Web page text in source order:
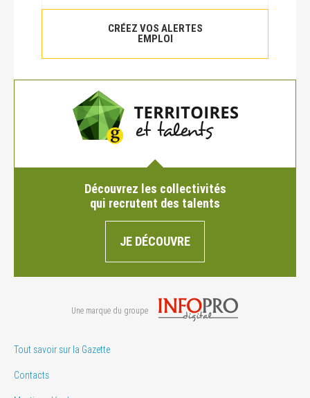
CRÉEZ VOS ALERTES
EMPLOI
Découvrez les collectivités
qui recrutent des talents
JE DÉCOUVRE
Une marque du groupe
Tout savoir sur la Gazette
Contacts